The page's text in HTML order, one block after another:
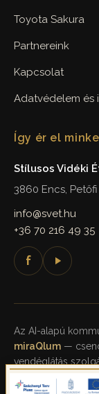
Toyota Sakura
Partnereink
Kapcsolat
Adatvédelem és
Így ér el
Stílusos Vidéki
3860 Encs,
info@svet.hu
+36 70 216 49 35
f
Az AI-alapú
miraQlum —
vendéglátás
© 2026 SVÉT.